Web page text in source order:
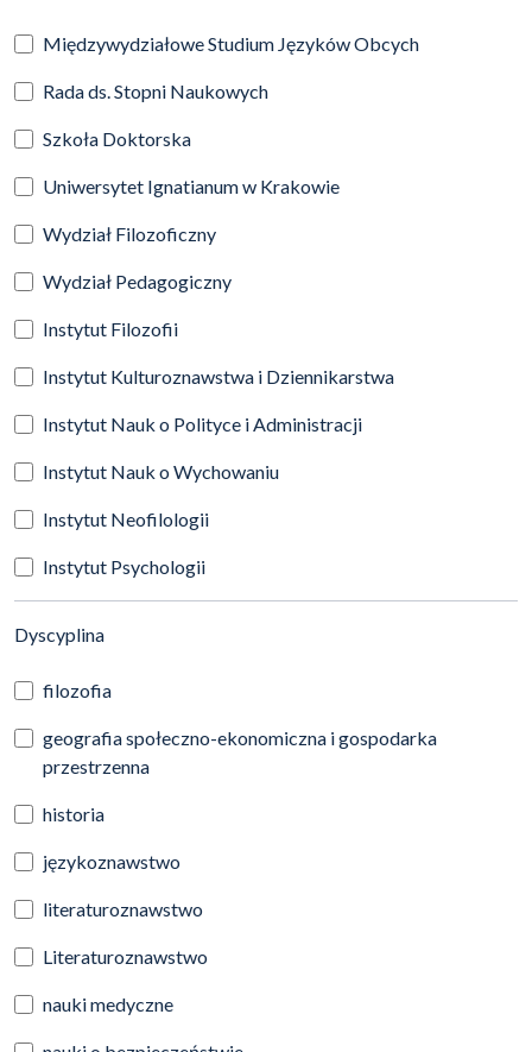
Międzywydziałowe Studium Języków Obcych
Rada ds. Stopni Naukowych
Szkoła Doktorska
Uniwersytet Ignatianum w Krakowie
Wydział Filozoficzny
Wydział Pedagogiczny
Instytut Filozofii
Instytut Kulturoznawstwa i Dziennikarstwa
Instytut Nauk o Polityce i Administracji
Instytut Nauk o Wychowaniu
Instytut Neofilologii
Instytut Psychologii
Dyscyplina(automatyczne przeładowanie treści)
filozofia
geografia społeczno-ekonomiczna i gospodarka
przestrzenna
historia
językoznawstwo
literaturoznawstwo
Literaturoznawstwo
nauki medyczne